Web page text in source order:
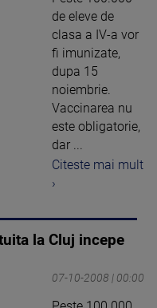
de eleve de
clasa a IV-a vor
fi imunizate,
dupa 15
noiembrie.
Vaccinarea nu
este obligatorie,
dar ...
Citeste mai mult
›
la Cluj incepe
07-10-2008 | 00:00